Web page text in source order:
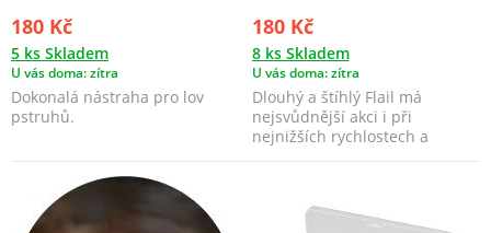
180 Kč
5 ks Skladem
U vás doma: zítra
Dokonalá nástraha pro lov
pstruhů.
180 Kč
8 ks Skladem
U vás doma: zítra
Dlouhý a štíhlý Flail má
nejsvůdnější akci i při
nejnižších rychlostech a